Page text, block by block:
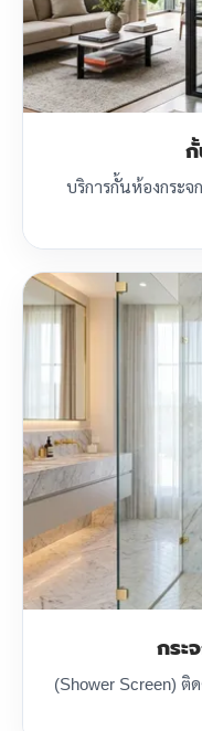
บริการกั้นห้องกระ
กระ
(Shower Screen) ติ